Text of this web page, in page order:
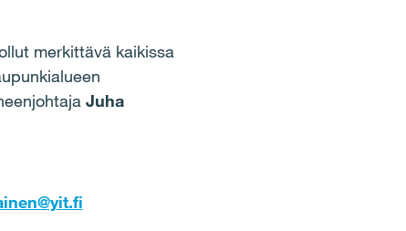
merkittävä kaikissa
Juha